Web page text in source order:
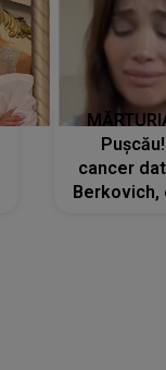
cancer
Berkovich,